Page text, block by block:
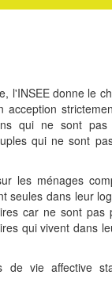
l'INSEE donne le
qui ne sont
qui ne sont
les ménages
seules dans leur
car ne sont pas
qui vivent dans
de vie affective